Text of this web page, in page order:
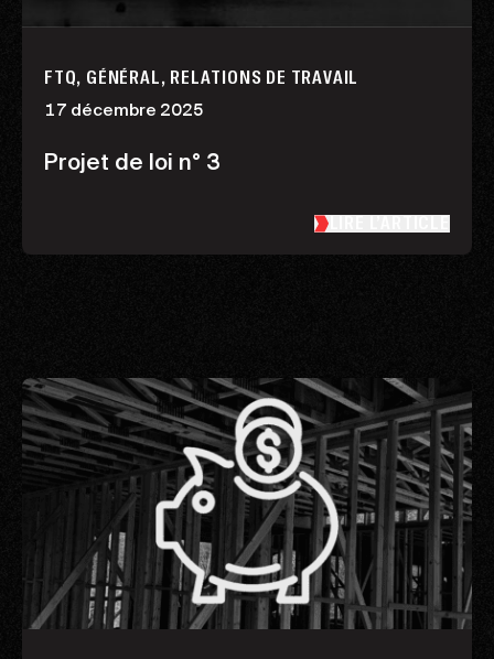
FTQ, GÉNÉRAL, RELATIONS DE TRAVAIL
17 décembre 2025
Projet de loi n° 3